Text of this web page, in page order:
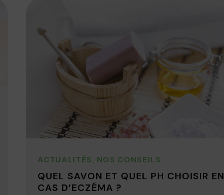
ACTUALITÉS, NOS CONSEILS
QUEL SAVON ET QUEL PH CHOISIR EN
CAS D’ECZÉMA ?